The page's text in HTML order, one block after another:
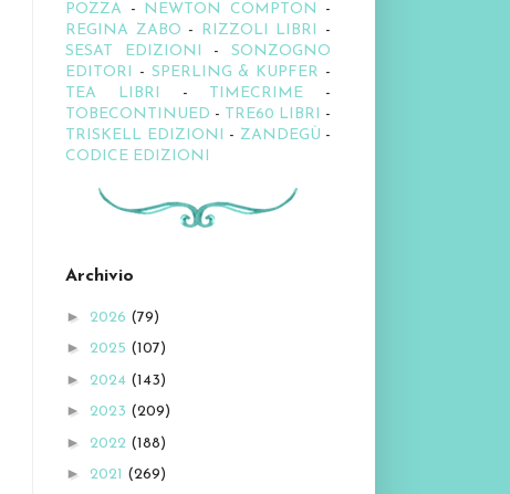
POZZA - NEWTON COMPTON -
REGINA ZABO - RIZZOLI LIBRI
-
SESAT EDIZIONI
-SONZOGNO
EDITORI - SPERLING & KUPFER -
TEA LIBRI
- TIMECRIME -
TOBECONTINUED - TRE60 LIBRI -
TRISKELL EDIZIONI - ZANDEGÙ -
CODICE EDIZIONI
Archivio
► 2026 (79)
► 2025 (107)
► 2024 (143)
► 2023 (209)
► 2022 (188)
► 2021 (269)